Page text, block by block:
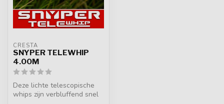
CRESTA
SNYPER TELEWHIP
4.00M
Deze lichte telescopische
whips zijn verbluffend snel